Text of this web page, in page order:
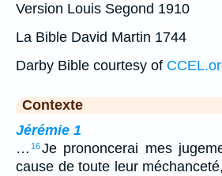
Version Louis Segond 1910
La Bible David Martin 1744
Darby Bible courtesy of
Contexte
Jérémie 1
… 16Je prononcerai mes
cause de toute leur